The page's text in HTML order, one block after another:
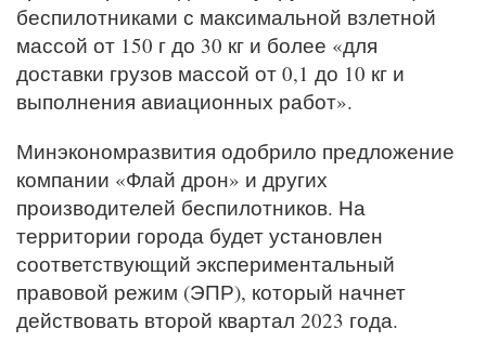
беспилотниками с максимальной взлетной
массой от 150 г до 30 кг и более «для
доставки грузов массой от 0,1 до 10 кг и
выполнения авиационных работ».
Минэкономразвития одобрило предложение
компании «Флай дрон» и других
производителей беспилотников. На
территории города будет установлен
соответствующий экспериментальный
правовой режим (ЭПР), который начнет
действовать второй квартал 2023 года.